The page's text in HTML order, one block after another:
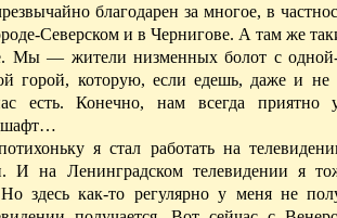
благодарен за многое, в
Северском и в Чернигове. А там же
Мы — жители низменных болот с одной-
горой, которую, если едешь, даже и не
есть. Конечно, нам всегда приятно
я стал работать на
И на Ленинградском телевидении я
здесь как-то регулярно у меня не